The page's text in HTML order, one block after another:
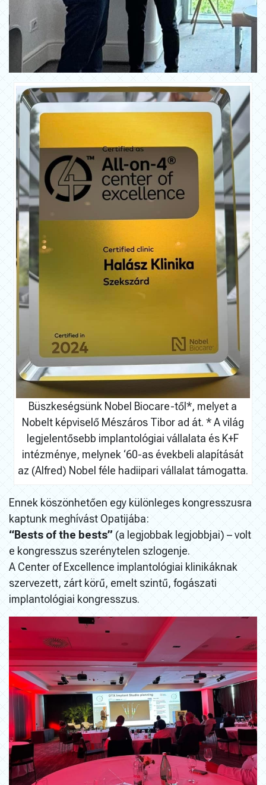
Büszkeségsünk Nobel Biocare-től*, melyet a
Nobelt képviselő Mészáros Tibor ad át. * A világ
legjelentősebb implantológiai vállalata és K+F
intézménye, melynek ‘60-as évekbeli alapítását
az (Alfred) Nobel féle hadiipari vállalat támogatta.
Ennek köszönhetően egy különleges kongresszusra
kaptunk meghívást Opatijába:
“Bests of the bests” (a legjobbak legjobbjai) – volt
e kongresszus szerénytelen szlogenje.
A Center of Excellence implantológiai klinikáknak
szervezett, zárt körű, emelt szintű, fogászati
implantológiai kongresszus.